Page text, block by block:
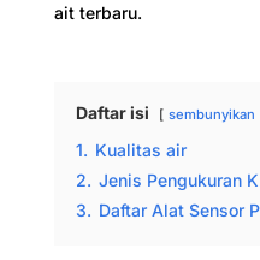
ait terbaru.
Daftar isi sembunyikan
1. Kualitas air
2. Jenis Pengukuran
3. Daftar Alat Sensor